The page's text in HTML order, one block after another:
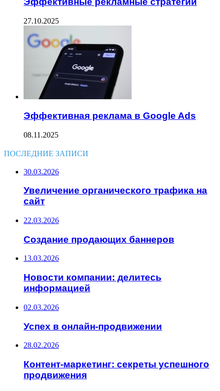
27.10.2025
Эффективная реклама в Google Ads
08.11.2025
ПОСЛЕДНИЕ ЗАПИСИ
30.03.2026
Увеличение органического трафика на
сайт
22.03.2026
Создание продающих баннеров
13.03.2026
Новости компании: делитесь
информацией
02.03.2026
Успех в онлайн-продвижении
28.02.2026
Контент-маркетинг: секреты успешного
продвижения